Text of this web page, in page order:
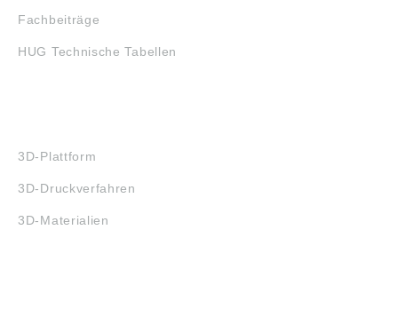
Fachbeiträge
HUG Technische Tabellen
3D-Plattform
3D-Druckverfahren
3D-Materialien